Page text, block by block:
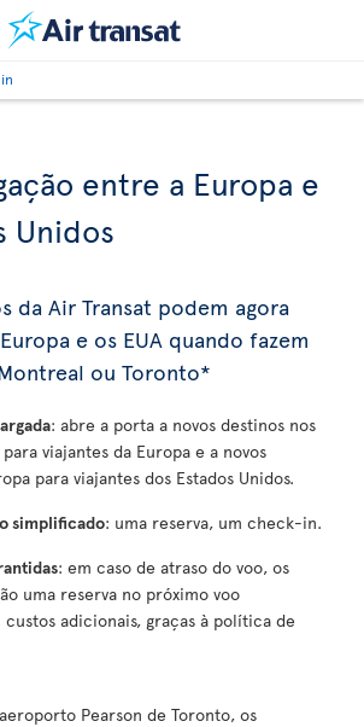
entre a Europa e
Unidos
da Air Transat podem agora
e os EUA quando fazem
ou Toronto*
: abre a porta a novos destinos nos
viajantes da Europa e a novos
para viajantes dos Estados Unidos.
simplificado: uma reserva, um check-in.
: em caso de atraso do voo, os
uma reserva no próximo voo
custos adicionais, graças à política de
Pearson de Toronto, os